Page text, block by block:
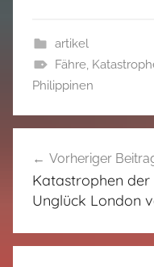
artikel
Fähre,
Philippinen
Vorheriger
Katastrophen
Unglück London